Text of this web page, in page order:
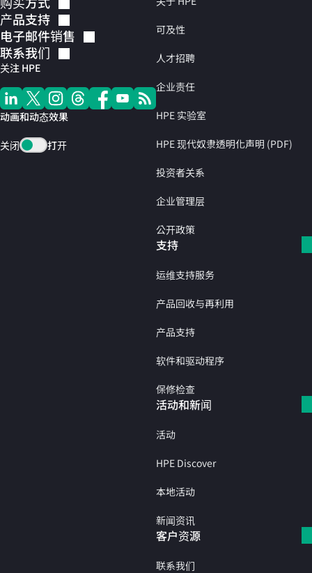
产品支持
电子邮件销售
联系我们
关注 HPE
动画和动态效果
关闭 打开
可及性
人才招聘
企业责任
HPE 实验室
HPE 现代奴隶透明化声明 (PDF)
投资者关系
企业管理层
公开政策
支持
运维支持服务
产品回收与再利用
产品支持
软件和驱动程序
保修检查
活动和新闻
活动
HPE Discover
本地活动
新闻资讯
客户资源
联系我们